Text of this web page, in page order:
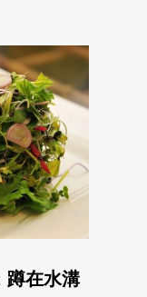
蹲在水溝